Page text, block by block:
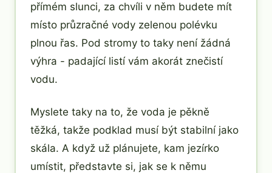
přímém slunci, za chvíli v něm budete mít
místo průzračné vody zelenou polévku
plnou řas. Pod stromy to taky není žádná
výhra - padající listí vám akorát znečistí
vodu.
Myslete taky na to, že voda je pěkně
těžká, takže podklad musí být stabilní jako
skála. A když už plánujete, kam jezírko
umístit, představte si, jak se k němu